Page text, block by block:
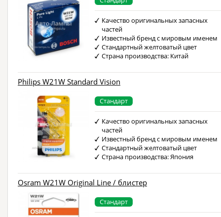
Качество оригинальных запасных
частей
Известный бренд с мировым именем
Стандартный желтоватый цвет
Страна производства: Китай
Philips W21W Standard Vision
Стандарт
Качество оригинальных запасных
частей
Известный бренд с мировым именем
Стандартный желтоватый цвет
Страна производства: Япония
Osram W21W Original Line / блистер
Стандарт